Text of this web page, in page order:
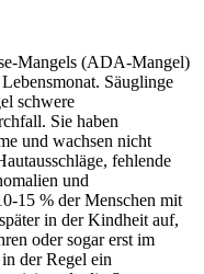
Mangels (ADA-Mangel)
Säuglinge
schwere
Sie haben
und wachsen nicht
fehlende
und
15 % der Menschen mit
in der Kindheit auf,
oder sogar erst im
der Regel ein